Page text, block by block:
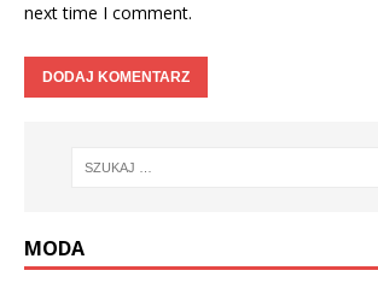
next time I comment.
MODA